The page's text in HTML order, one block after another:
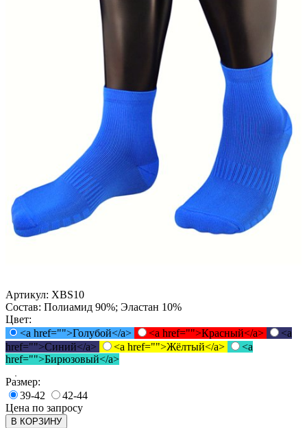
Артикул: XBS10
Состав: Полиамид 90%; Эластан 10%
Цвет:
<a href="">Голубой</a>
<a href="">Красный</a>
<a
href="">Синий</a>
<a href="">Жёлтый</a>
<a
href="">Бирюзовый</a>
Размер:
39-42
42-44
Цена по запросу
В КОРЗИНУ